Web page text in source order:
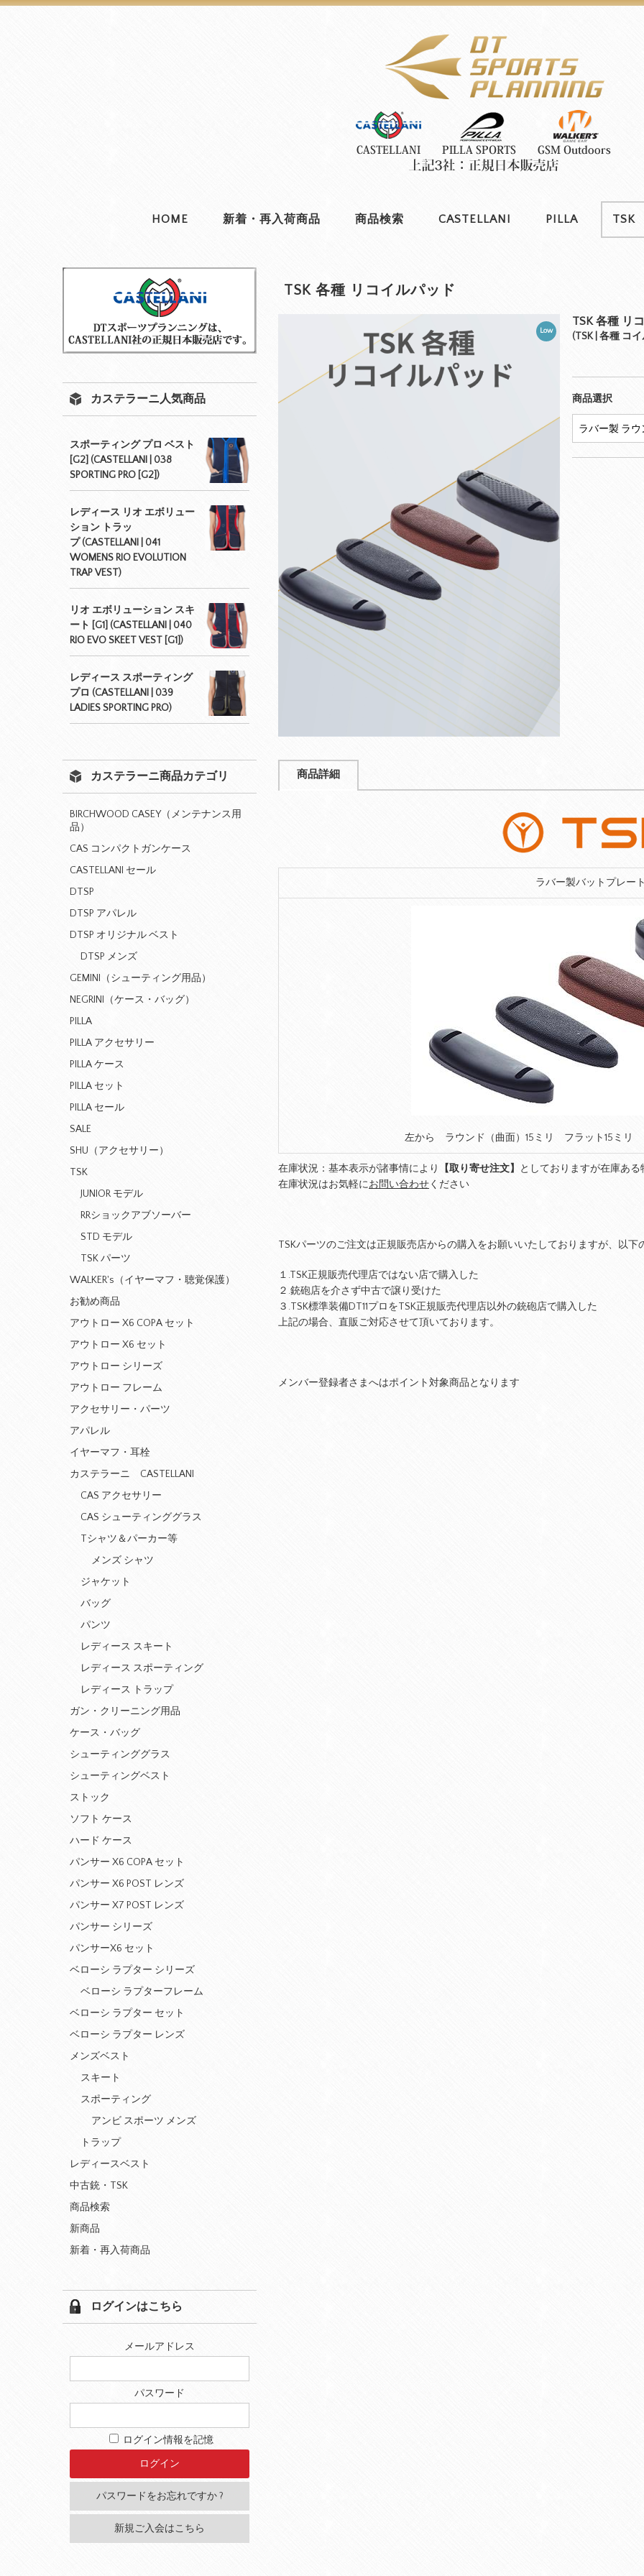
HOME 新着・再入荷商品 商品検索 CASTELLANI PILLA TSK
TSK 各種 リコイルパッド
Low
TSK 各種 リ
(TSK | 各種 コ
商品選択
商品詳細
ラバー製バットプレー
左から ラウンド（曲面）15ミリ フラット15ミ
在庫状況：基本表示が諸事情により 【取り寄せ注文】
としておりますが在庫あ
在庫状況はお気軽にお問い合わせください
TSKパーツのご注文は正規販売店からの購入をお願いいたしておりますが、以
１.TSK正規販売代理店ではない店で購入した
２.銃砲店を介さず中古で譲り受けた
３.TSK標準装備DT11プロをTSK正規販売代理店以外の銃砲店で購入した
上記の場合、直販ご対応させて頂いております。
メンバー登録者さまへはポイント対象商品となります
カステラーニ人気商品
スポーティング プロ ベスト
[G2] (CASTELLANI | 038
SPORTING PRO [G2])
レディース リオ エボリュー
ション トラッ
プ (CASTELLANI | 041
WOMENS RIO EVOLUTION
TRAP VEST)
リオ エボリューション スキ
ート [G1] (CASTELLANI | 040
RIO EVO SKEET VEST [G1])
レディース スポーティング
プロ (CASTELLANI | 039
LADIES SPORTING PRO)
カステラーニ商品カテゴリ
BIRCHWOOD CASEY（メンテナンス用
品）
CAS コンパクトガンケース
CASTELLANI セール
DTSP
DTSP アパレル
DTSP オリジナル ベスト
DTSP メンズ
GEMINI（シューティング用品）
NEGRINI（ケース・バッグ）
PILLA
PILLA アクセサリー
PILLA ケース
PILLA セット
PILLA セール
SALE
SHU（アクセサリー）
TSK
JUNIOR モデル
RRショックアブソーバー
STD モデル
TSK パーツ
WALKER's（イヤーマフ・聴覚保護）
お勧め商品
アウトロー X6 COPA セット
アウトロー X6 セット
アウトロー シリーズ
アウトロー フレーム
アクセサリー・パーツ
アパレル
イヤーマフ・耳栓
カステラーニ CASTELLANI
CAS アクセサリー
CAS シューティンググラス
Tシャツ＆パーカー等
メンズ シャツ
ジャケット
バッグ
パンツ
レディース スキート
レディース スポーティング
レディース トラップ
ガン・クリーニング用品
ケース・バッグ
シューティンググラス
シューティングベスト
ストック
ソフト ケース
ハード ケース
パンサー X6 COPA セット
パンサー X6 POST レンズ
パンサー X7 POST レンズ
パンサー シリーズ
パンサーX6 セット
ベローシ ラプター シリーズ
ベローシ ラプターフレーム
ベローシ ラプター セット
ベローシ ラプター レンズ
メンズベスト
スキート
スポーティング
アンビ スポーツ メンズ
トラップ
レディースベスト
中古銃・TSK
商品検索
新商品
新着・再入荷商品
ログインはこちら
メールアドレス
パスワード
ログイン情報を記憶
パスワードをお忘れですか ?
新規ご入会はこちら